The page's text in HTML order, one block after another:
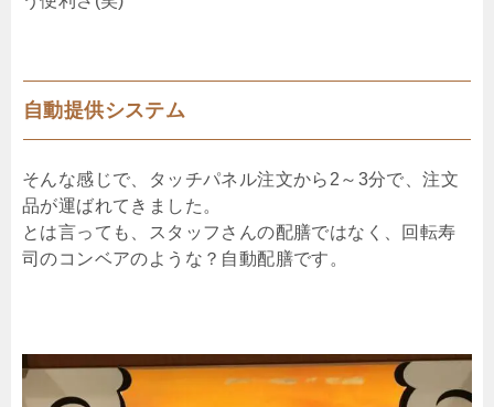
自動提供システム
そんな感じで、タッチパネル注文から2～3分で、注文
品が運ばれてきました。
とは言っても、スタッフさんの配膳ではなく、回転寿
司のコンベアのような？自動配膳です。